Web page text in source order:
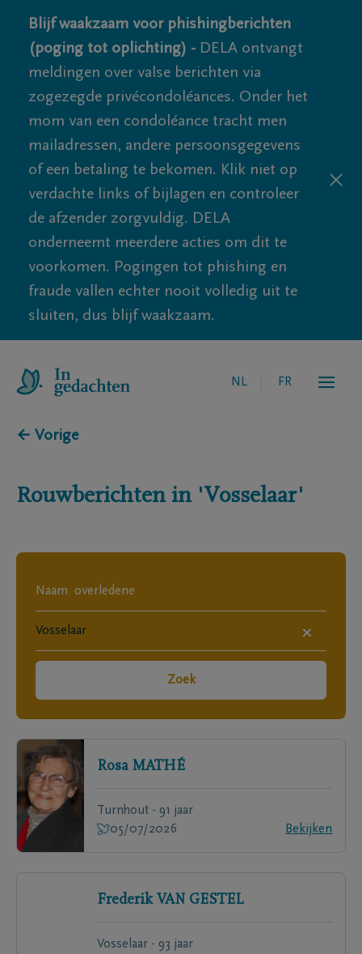
Blijf waakzaam voor phishingberichten
(poging tot oplichting) - DELA ontvangt
meldingen over valse berichten via
zogezegde privécondoléances. Onder het
mom van een condoléance tracht men
mailadressen, andere persoonsgegevens
of een betaling te bekomen. Klik niet op
verdachte links of bijlagen en controleer
de afzender zorgvuldig. DELA
onderneemt meerdere acties om dit te
voorkomen. Pogingen tot phishing en
fraude vallen echter nooit volledig uit te
sluiten, dus blijf waakzaam.
NL FR
← Vorige
Rouwberichten in 'Vosselaar'
×
Zoek
Rosa MATHÉ
Turnhout - 91 jaar
05/07/2026
Bekijken
Frederik VAN GESTEL
Vosselaar - 93 jaar